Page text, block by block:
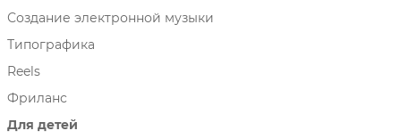
Создание электронной музыки
Типографика
Reels
Фриланс
Для детей